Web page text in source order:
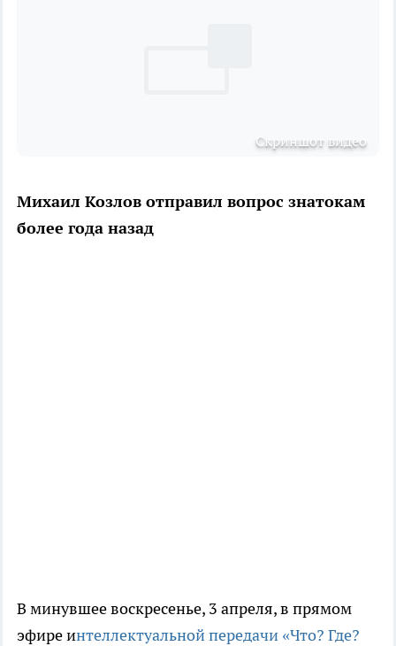
Скриншот видео
Михаил Козлов отправил вопрос знатокам
более года назад
В минувшее воскресенье, 3 апреля, в прямом
эфире интеллектуальной передачи «Что? Где?